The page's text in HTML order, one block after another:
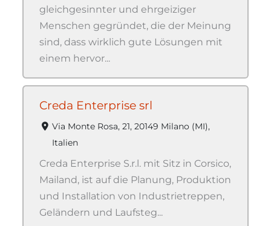
gleichgesinnter und ehrgeiziger
Menschen gegründet, die der Meinung
sind, dass wirklich gute Lösungen mit
einem hervor...
Creda Enterprise srl
Via Monte Rosa, 21, 20149 Milano (MI),
Italien
Creda Enterprise S.r.l. mit Sitz in Corsico,
Mailand, ist auf die Planung, Produktion
und Installation von Industrietreppen,
Geländern und Laufsteg...